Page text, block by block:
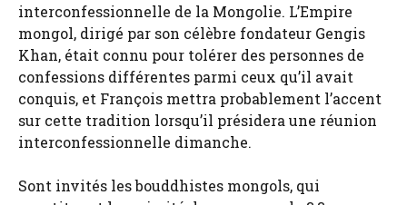
interconfessionnelle de la Mongolie. L’Empire
mongol, dirigé par son célèbre fondateur Gengis
Khan, était connu pour tolérer des personnes de
confessions différentes parmi ceux qu’il avait
conquis, et François mettra probablement l’accent
sur cette tradition lorsqu’il présidera une réunion
interconfessionnelle dimanche.
Sont invités les bouddhistes mongols, qui